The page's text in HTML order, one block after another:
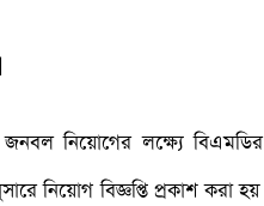
নিয়োগের লক্ষ্যে বিএমডির
বিজ্ঞপ্তি প্রকাশ করা হয়।